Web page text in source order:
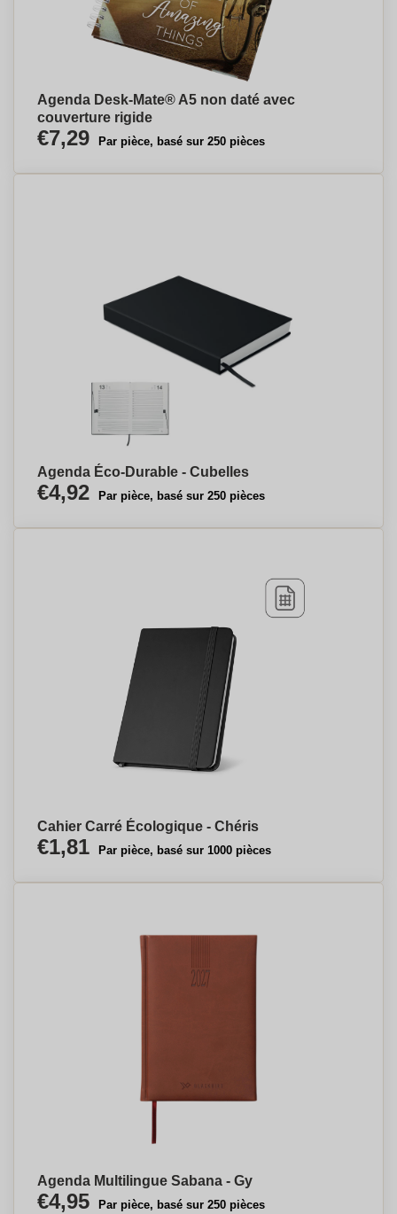
Agenda Desk-Mate® A5 non daté avec
couverture rigide
€7,29 Par pièce, basé sur 250 pièces
Agenda Éco-Durable - Cubelles
€4,92 Par pièce, basé sur 250 pièces
Cahier Carré Écologique - Chéris
€1,81 Par pièce, basé sur 1000 pièces
Agenda Multilingue Sabana - Gy
€4,95 Par pièce, basé sur 250 pièces